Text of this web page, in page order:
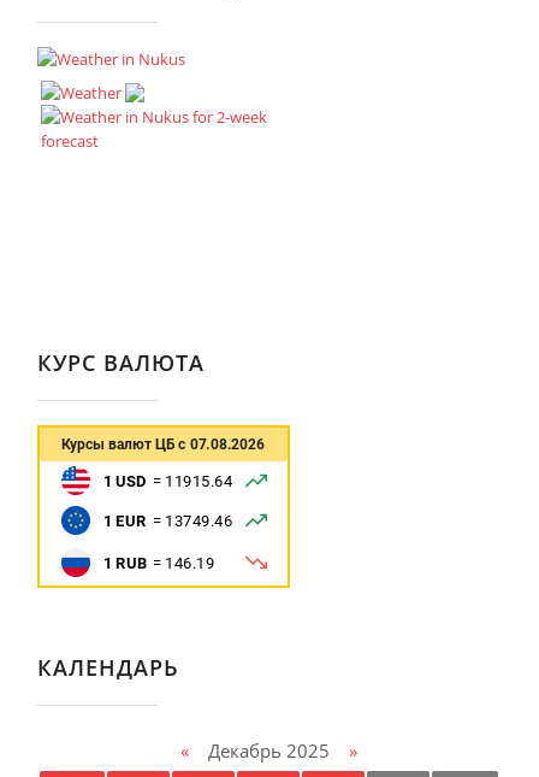
КУРС ВАЛЮТА
КАЛЕНДАРЬ
« Декабрь 2025»